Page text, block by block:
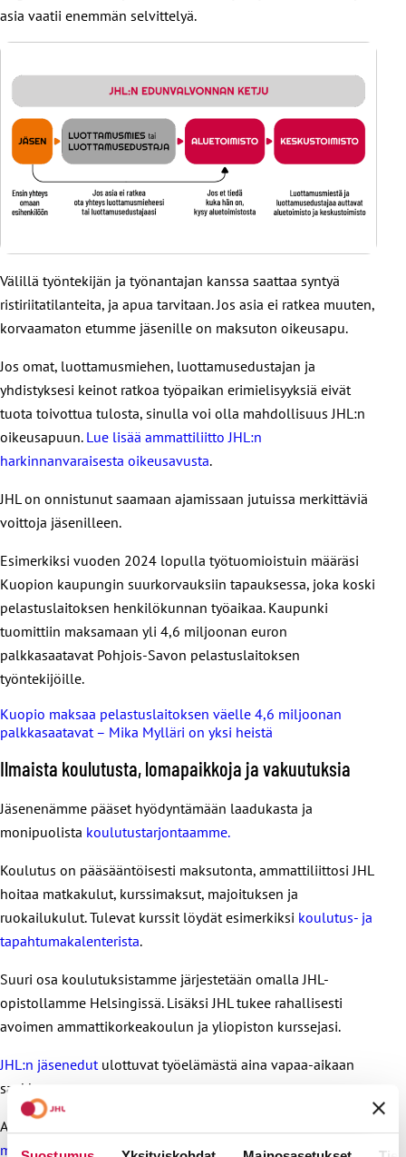
asia vaatii enemmän selvittelyä.
Välillä työntekijän ja työnantajan kanssa saattaa syntyä
ristiriitatilanteita, ja apua tarvitaan. Jos asia ei ratkea muuten,
korvaamaton etumme jäsenille on maksuton oikeusapu.
Jos omat, luottamusmiehen, luottamusedustajan ja
yhdistyksesi keinot ratkoa työpaikan erimielisyyksiä eivät
tuota toivottua tulosta, sinulla voi olla mahdollisuus JHL:n
oikeusapuun. Lue lisää ammattiliitto JHL:n
harkinnanvaraisesta oikeusavusta.
JHL on onnistunut saamaan ajamissaan jutuissa merkittäviä
voittoja jäsenilleen.
Esimerkiksi vuoden 2024 lopulla työtuomioistuin määräsi
Kuopion kaupungin suurkorvauksiin tapauksessa, joka koski
pelastuslaitoksen henkilökunnan työaikaa. Kaupunki
tuomittiin maksamaan yli 4,6 miljoonan euron
palkkasaatavat Pohjois-Savon pelastuslaitoksen
työntekijöille.
Kuopio maksaa pelastuslaitoksen väelle 4,6 miljoonan
palkkasaatavat – Mika Mylläri on yksi heistä
Ilmaista koulutusta, lomapaikkoja ja vakuutuksia
Jäsenenämme pääset hyödyntämään laadukasta ja
monipuolista koulutustarjontaamme.
Koulutus on pääsääntöisesti maksutonta, ammattiliittosi JHL
hoitaa matkakulut, kurssimaksut, majoituksen ja
ruokailukulut. Tulevat kurssit löydät esimerkiksi koulutus- ja
tapahtumakalenterista.
Suuri osa koulutuksistamme järjestetään omalla JHL-
opistollamme Helsingissä. Lisäksi JHL tukee rahallisesti
avoimen ammattikorkeakoulun ja yliopiston kurssejasi.
JHL:n jäsenedut ulottuvat työelämästä aina vapaa-aikaan
saakka.
Ammattiliitto JHL tarjoaa jäsenilleen kattavan
matkavakuutuksen, vapaa-ajan tapaturmavakuutuksen ja